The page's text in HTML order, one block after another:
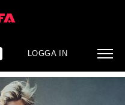
LOGGA IN
Norge